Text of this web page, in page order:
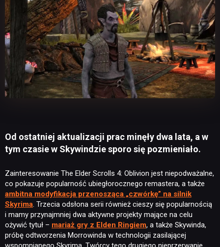
Od ostatniej aktualizacji prac minęły dwa lata, a w
tym czasie w Skywindzie sporo się pozmieniało.
Zainteresowanie The Elder Scrolls 4: Oblivion jest niepodważalne,
co pokazuje popularność ubiegłorocznego remastera, a także
ambitna modyfikacja przenosząca „czwórkę” na silnik
Skyrima. Trzecia odsłona serii również cieszy się popularnością
i mamy przynajmniej dwa aktywne projekty mające na celu
ożywić tytuł – mariaż gry z Elden Ringiem, a także Skywinda,
próbę odtworzenia Morrowinda w technologii zasilającej